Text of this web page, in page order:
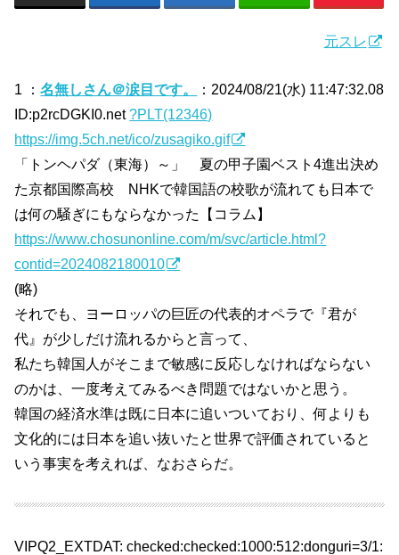
元スレ
1 ：名無しさん＠涙目です。
：2024/08/21(水) 11:47:32.08
ID:p2rcDGKI0.net?PLT(12346)
https://img.5ch.net/ico/zusagiko.gif
「トンヘパダ（東海）～」 夏の甲子園ベスト4進出決め
た京都国際高校 NHKで韓国語の校歌が流れても日本で
は何の騒ぎにもならなかった【コラム】
https://www.chosunonline.com/m/svc/article.html?
contid=2024082180010
(略)
それでも、ヨーロッパの巨匠の代表的オペラで『君が
代』が少しだけ流れるからと言って、
私たち韓国人がそこまで敏感に反応しなければならない
のかは、一度考えてみるべき問題ではないかと思う。
韓国の経済水準は既に日本に追いついており、何よりも
文化的には日本を追い抜いたと世界で評価されていると
いう事実を考えれば、なおさらだ。
VIPQ2_EXTDAT: checked:checked:1000:512:donguri=3/1: